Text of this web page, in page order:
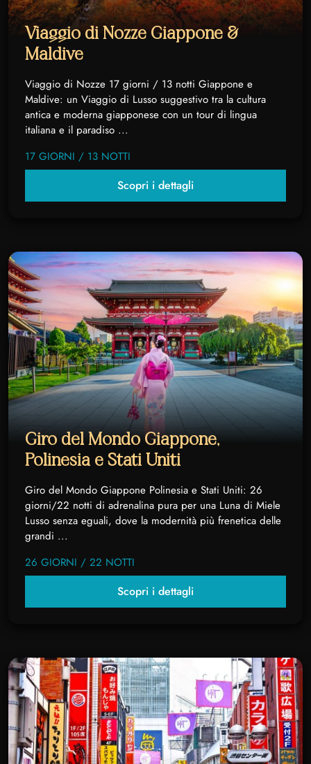
Viaggio di Nozze Giappone &
Maldive
Viaggio di Nozze 17 giorni / 13 notti Giappone e
Maldive: un Viaggio di Lusso suggestivo tra la cultura
antica e moderna giapponese con un tour di lingua
italiana e il paradiso ...
17 GIORNI / 13 NOTTI
Scopri i dettagli
Giro del Mondo Giappone,
Polinesia e Stati Uniti
Giro del Mondo Giappone Polinesia e Stati Uniti: 26
giorni/22 notti di adrenalina pura per una Luna di Miele
Lusso senza eguali, dove la modernità più frenetica delle
grandi ...
26 GIORNI / 22 NOTTI
Scopri i dettagli